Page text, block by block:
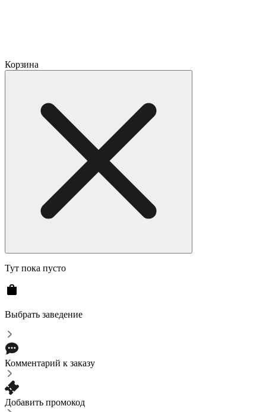
Корзина
Тут пока пусто
Выбрать заведение
Комментарий к заказу
Добавить промокод